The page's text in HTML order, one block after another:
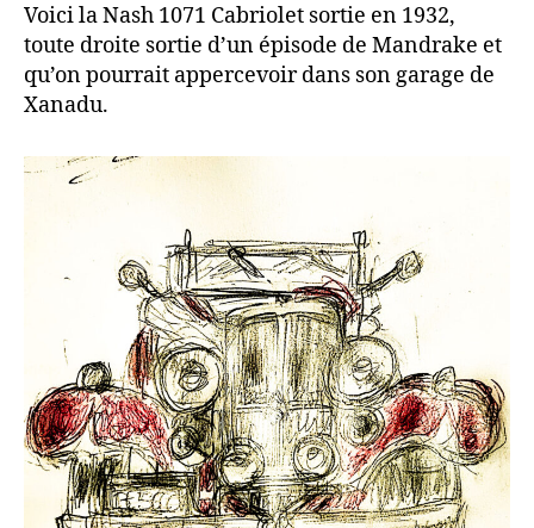
Voici la Nash 1071 Cabriolet sortie en 1932,
toute droite sortie d’un épisode de Mandrake et
qu’on pourrait appercevoir dans son garage de
Xanadu.